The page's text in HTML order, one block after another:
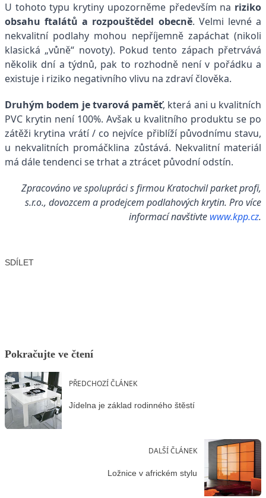
U tohoto typu krytiny upozorněme především na riziko
obsahu ftalátů a rozpouštědel obecně. Velmi levné a
nekvalitní podlahy mohou nepříjemně zapáchat (nikoli
klasická „vůně“ novoty). Pokud tento zápach přetrvává
několik dní a týdnů, pak to rozhodně není v pořádku a
existuje i riziko negativního vlivu na zdraví člověka.
Druhým bodem je tvarová paměť, která ani u kvalitních
PVC krytin není 100%. Avšak u kvalitního produktu se po
zátěži krytina vrátí / co nejvíce přiblíží původnímu stavu,
u nekvalitních promáčklina zůstává. Nekvalitní materiál
má dále tendenci se trhat a ztrácet původní odstín.
Zpracováno ve spolupráci s firmou Kratochvil parket profi,
s.r.o., dovozcem a prodejcem podlahových krytin. Pro více
informací navštivte www.kpp.cz.
SDÍLET
Pokračujte ve čtení
PŘEDCHOZÍ ČLÁNEK
Jídelna je základ rodinného štěstí
DALŠÍ ČLÁNEK
Ložnice v africkém stylu